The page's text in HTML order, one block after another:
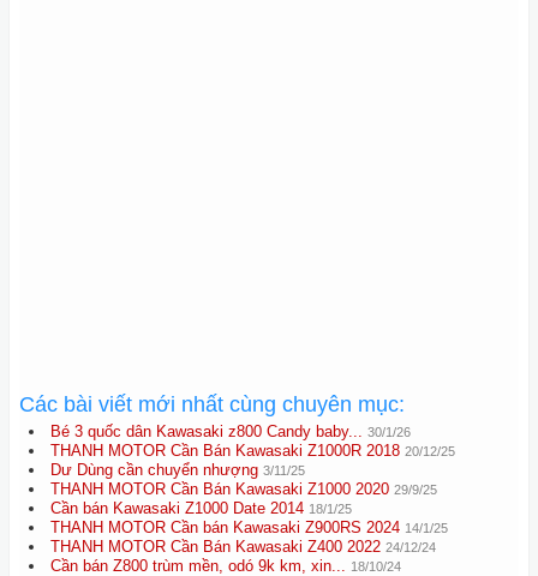
Các bài viết mới nhất cùng chuyên mục:
Bé 3 quốc dân Kawasaki z800 Candy baby... 30/1/26
THANH MOTOR Cần Bán Kawasaki Z1000R 2018 20/12/25
Dư Dùng cần chuyển nhượng 3/11/25
THANH MOTOR Cần Bán Kawasaki Z1000 2020 29/9/25
Cần bán Kawasaki Z1000 Date 2014 18/1/25
THANH MOTOR Cần bán Kawasaki Z900RS 2024 14/1/25
THANH MOTOR Cần Bán Kawasaki Z400 2022 24/12/24
Cần bán Z800 trùm mền, odó 9k km, xin... 18/10/24